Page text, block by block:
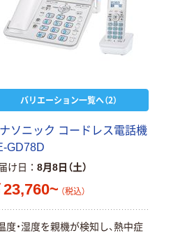
バリエーション一覧へ（2）
ソニック コードレス電話機
GD78D
け日 8月8日（土）
23,760~ （税込）
度・湿度を親機が検知し、熱中症